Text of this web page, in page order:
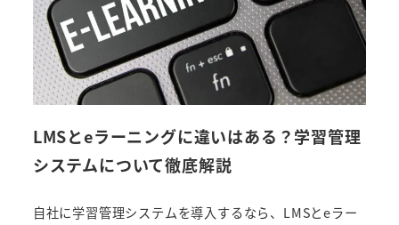
LMSとeラーニングに違いはある？学習管理
システムについて徹底解説
自社に学習管理システムを導入するなら、LMSとeラー